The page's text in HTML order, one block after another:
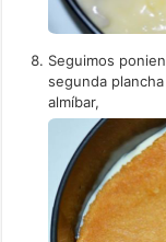
Seguimos
segunda
almíbar,